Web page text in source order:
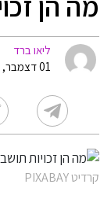
ליאו ברד
01 דצמבר, 2022 15:43
קרדיט PIXABAY